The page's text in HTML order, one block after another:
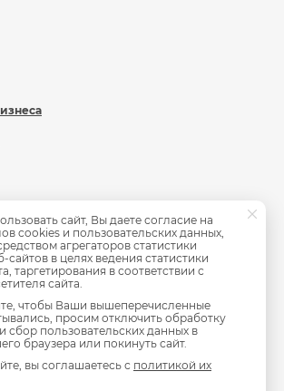
персональных данных
организации
сайт, Вы даете согласие на
cookies и пользовательских данных,
агрегаторов статистики
сайтов в целях ведения статистики
таргетирования в соответствии с
сайта.
чтобы Ваши вышеперечисленные
просим отключить обработку
сбор пользовательских данных в
браузера или покинуть сайт.
вы соглашаетесь с политикой их